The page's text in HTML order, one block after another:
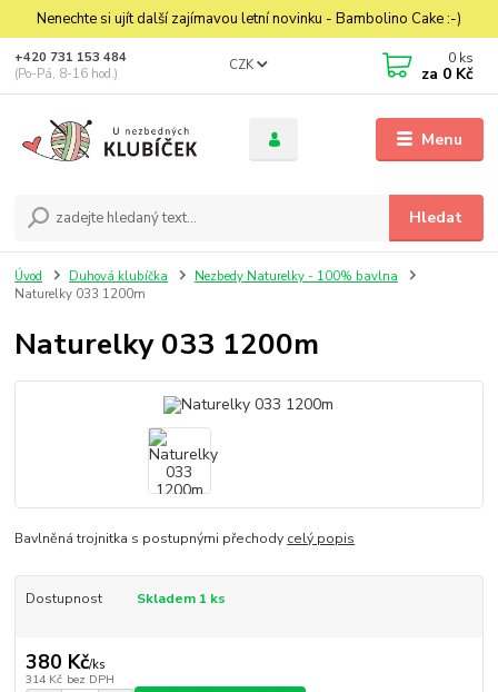
Nenechte si ujít další zajímavou letní novinku - Bambolino Cake :-)
Menu
CZK
Hledat
+420 731 153 484
(Po-Pá, 8-16 hod.)
0 ks
za 0 Kč
Úvod Duhová klubíčka
Nezbedy Naturelky - 100% bavlna
Naturelky 033 1200m
Naturelky 033 1200m
Bavlněná trojnitka s postupnými přechody celý popis
Dostupnost Skladem 1 ks
380 Kč/ks
314 Kč bez DPH